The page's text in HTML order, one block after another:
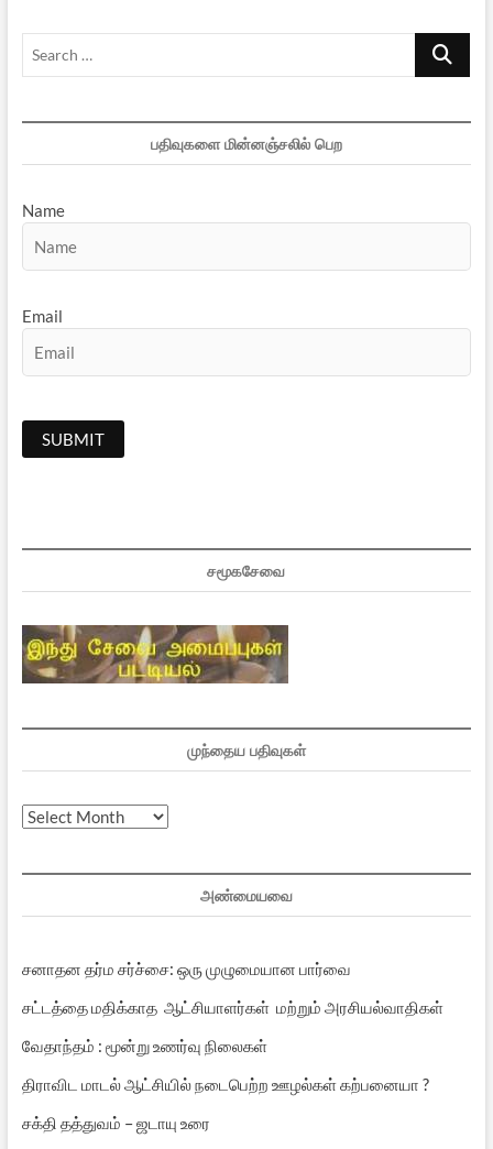
Search
பதிவுகளை மின்னஞ்சலில் பெற
Name
Email
சமூகசேவை
முந்தைய பதிவுகள்
முந்தைய
அண்மையவை
சனாதன தர்ம சர்ச்சை: ஒரு முழுமையான பார்வை
சட்டத்தை மதிக்காத ஆட்சியாளர்கள் மற்றும் அரசியல்வாதிகள்
வேதாந்தம் : மூன்று உணர்வு நிலைகள்
திராவிட மாடல் ஆட்சியில் நடைபெற்ற ஊழல்கள் கற்பனையா ?
சக்தி தத்துவம் – ஜடாயு உரை